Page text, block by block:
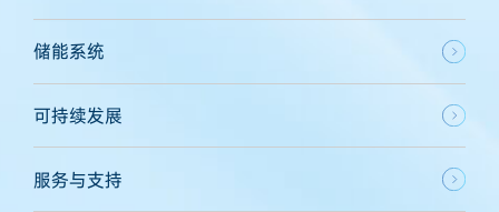
储能系统
可持续发展
服务与支持